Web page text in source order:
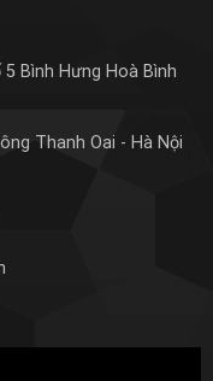
Bình Hưng Hoà Bình
Thanh Oai - Hà Nội